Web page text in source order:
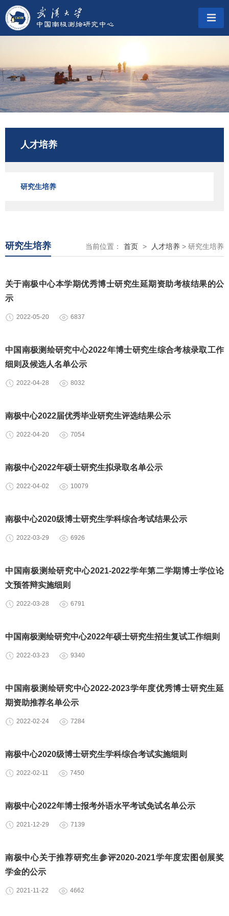
人才培养
研究生培养
研究生培养 当前位置： 首页 > 人才培养 > 研究生培养
关于南极中心本学期优秀博士研究生延期资助考核结果的公
示
2022-05-20 6837
中国南极测绘研究中心2022年博士研究生综合考核录取工作
细则及候选人名单公示
2022-04-28 8032
南极中心2022届优秀毕业研究生评选结果公示
2022-04-20 7054
南极中心2022年硕士研究生拟录取名单公示
2022-04-02 10079
南极中心2020级博士研究生学科综合考试结果公示
2022-03-29 6926
中国南极测绘研究中心2021-2022学年第二学期博士学位论
文预答辩实施细则
2022-03-28 6791
中国南极测绘研究中心2022年硕士研究生招生复试工作细则
2022-03-23 9340
中国南极测绘研究中心2022-2023学年度优秀博士研究生延
期资助推荐名单公示
2022-02-24 7284
南极中心2020级博士研究生学科综合考试实施细则
2022-02-11 7450
南极中心2022年博士报考外语水平考试免试名单公示
2021-12-29 7139
南极中心关于推荐研究生参评2020-2021学年度宏图创展奖
学金的公示
2021-11-22 4662